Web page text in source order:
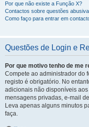
Por que não existe a Função X?
Contactos sobre questões
Como faço para entrar em
Questões de Login e
Por que motivo tenho de me
Compete ao administrador do
registo é obrigatório. No
adicionais não disponíveis
mensagens privadas, e-mail
Leva apenas alguns minutos
faça.